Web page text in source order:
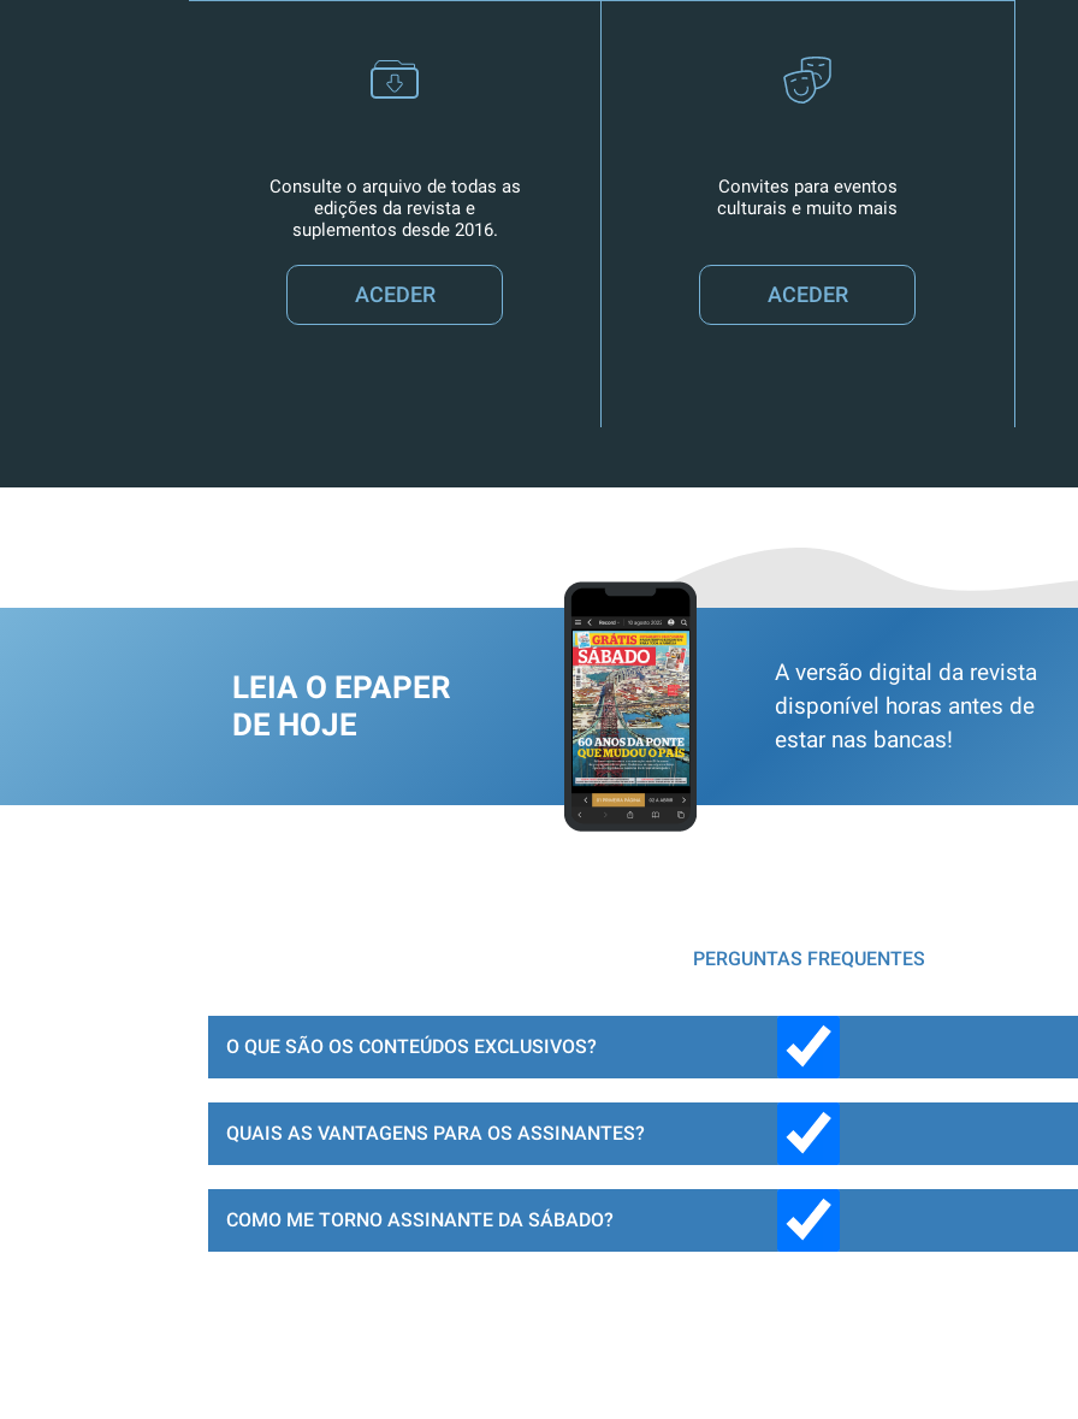
Consulte o arquivo de todas as
edições da revista e
suplementos desde 2016.
ACEDER
Convites para eventos
culturais e muito mais
ACEDER
LEIA O EPAPER
DE HOJE
A versão digital da revista
disponível horas antes de
estar nas bancas!
PERGUNTAS FREQUENTES
O QUE SÃO OS CONTEÚDOS EXCLUSIVOS?
QUAIS AS VANTAGENS PARA OS ASSINANTES?
COMO ME TORNO ASSINANTE DA SÁBADO?